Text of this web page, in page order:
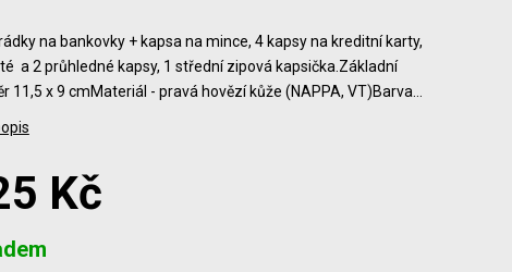
na bankovky + kapsa na mince, 4 kapsy na kreditní karty,
a 2 průhledné kapsy, 1 střední zipová kapsička.Základní
11,5 x 9 cmMateriál - pravá hovězí kůže (NAPPA, VT)Barva…
Kč